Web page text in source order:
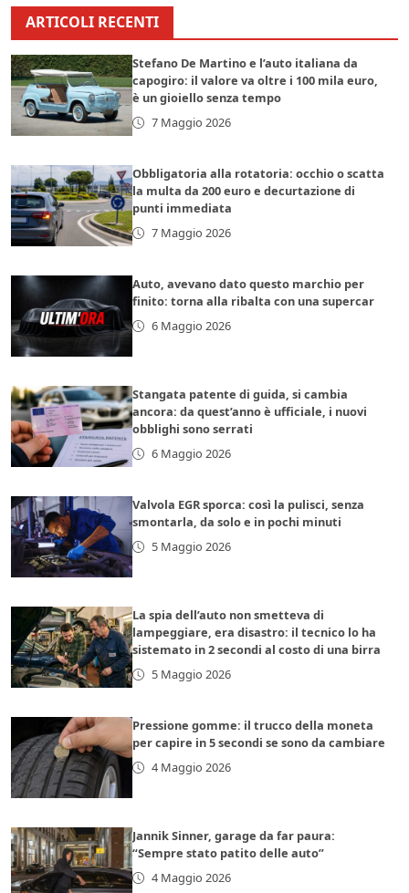
ARTICOLI RECENTI
Stefano De Martino e l’auto italiana da
capogiro: il valore va oltre i 100 mila euro,
è un gioiello senza tempo
7 Maggio 2026
Obbligatoria alla rotatoria: occhio o scatta
la multa da 200 euro e decurtazione di
punti immediata
7 Maggio 2026
Auto, avevano dato questo marchio per
finito: torna alla ribalta con una supercar
6 Maggio 2026
Stangata patente di guida, si cambia
ancora: da quest’anno è ufficiale, i nuovi
obblighi sono serrati
6 Maggio 2026
Valvola EGR sporca: così la pulisci, senza
smontarla, da solo e in pochi minuti
5 Maggio 2026
La spia dell’auto non smetteva di
lampeggiare, era disastro: il tecnico lo ha
sistemato in 2 secondi al costo di una birra
5 Maggio 2026
Pressione gomme: il trucco della moneta
per capire in 5 secondi se sono da cambiare
4 Maggio 2026
Jannik Sinner, garage da far paura:
“Sempre stato patito delle auto”
4 Maggio 2026